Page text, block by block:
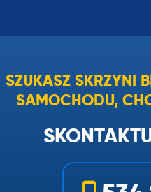
SZUKASZ SKRZYNI
SAMOCHODU,